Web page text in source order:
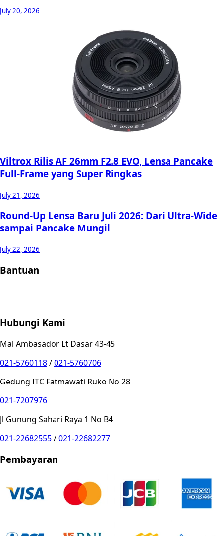
July 20, 2026
Viltrox Rilis AF 26mm F2.8 EVO, Lensa Pancake
Full-Frame yang Super Ringkas
July 21, 2026
Round-Up Lensa Baru Juli 2026: Dari Ultra-Wide
sampai Pancake Mungil
July 22, 2026
Bantuan
Hubungi Kami
Mal Ambasador Lt Dasar 43-45
021-5760118/021-5760706
Gedung ITC Fatmawati Ruko No 28
021-7207976
Jl Gunung Sahari Raya 1 No B4
021-22682555/021-22682277
Pembayaran